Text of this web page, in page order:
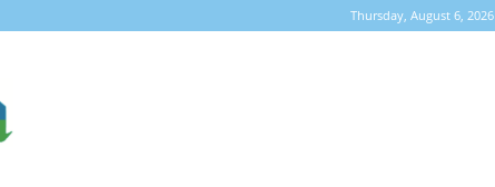
Thursday, August 6, 2026